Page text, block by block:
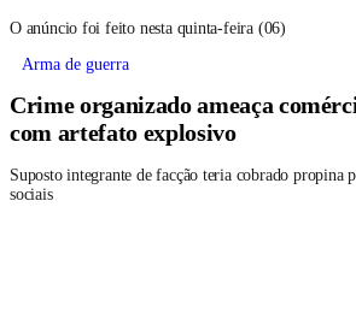
O anúncio foi feito nesta quinta-feira (06)
Arma de guerra
Crime organizado ameaça
com artefato explosivo
Suposto integrante de facção teria cobrado propina
sociais